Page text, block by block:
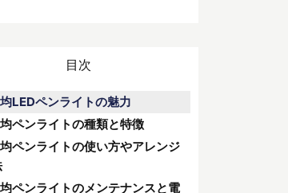
目次
LEDペンライトの魅力
ペンライトの種類と特徴
ペンライトの使い方やアレンジ
ペンライトのメンテナンスと電